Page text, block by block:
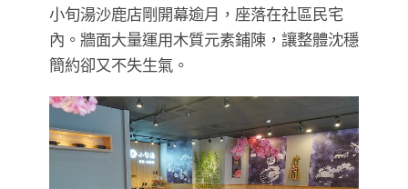
小旬湯沙鹿店剛開幕逾月，座落在社區民宅
內。牆面大量運用木質元素鋪陳，讓整體沈穩
簡約卻又不失生氣。